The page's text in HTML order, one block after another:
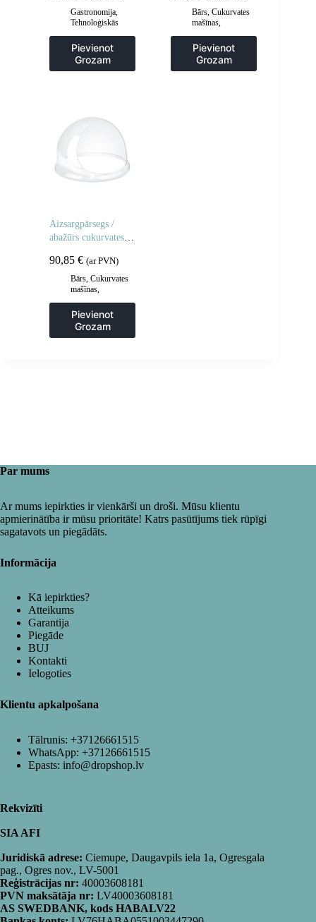
Gastronomija
Tehnoloģiskās
un transporta ratiņi
Virtuve
Pievienot
Grozam
Bārs ,Cukurvates
mašīnas
Pievienot
Grozam
Aizsargpārsegs /
abažūrs cukurvates
90,85 € (ar PVN)
Bārs, Cukurvates
mašīnas,
Pievienot
Grozam
Par mums
Ar mums iepirkties ir vienkārši un droši. Mūsu klientu
apmierinātība ir mūsu prioritāte! Katrs pasūtījums tiek rūpīgi
sagatavots un piegādāts.
Informācija
Kā iepirkties?
Atteikums
Garantija
Piegāde
BUJ
Kontakti
Ielogoties
Klientu apkalpošana
Tālrunis: +37126661515
WhatsApp: +37126661515
Epasts: info@dropshop.lv
Rekvizīti
SIA AFI
Juridiskā adrese: Ciemupe, Daugavpils iela 1a, Ogresgala
pag., Ogres nov., LV-5001
Reģistrācijas nr: 40003608181
PVN maksātāja nr: LV40003608181
AS SWEDBANK, kods HABALV22